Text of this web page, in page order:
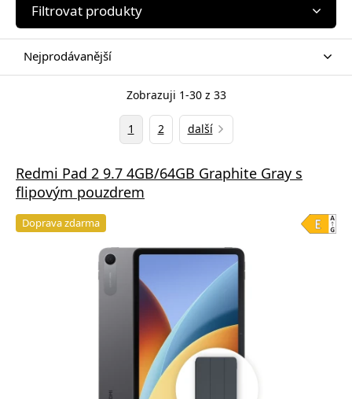
Filtrovat produkty
Nejprodávanější
Zobrazuji 1-30 z 33
1 2 další
Redmi Pad 2 9.7 4GB/64GB Graphite Gray s
flipovým pouzdrem
Doprava zdarma